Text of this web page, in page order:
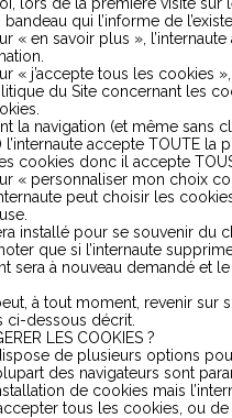
qui l’informe de
« en savoir plus »,
« j’accepte tous les cookies
du Site concernant les
la navigation (et même sans
l’internaute accepte TOUTE la
cookies donc il accepte
« personnaliser mon choix
peut choisir les
installé pour se souvenir du
que si l’internaute
sera à nouveau demandé et
peut, à tout moment, revenir sur
ci-dessous décrit.
LES COOKIES ?
dispose de plusieurs options
des navigateurs sont
de cookies mais
tous les cookies, ou